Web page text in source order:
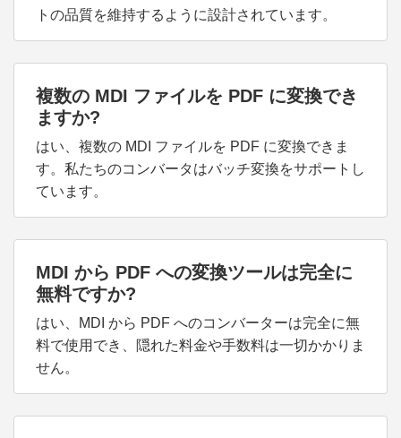
トの品質を維持するように設計されています。
複数の MDI ファイルを PDF に変換でき
ますか?
はい、複数の MDI ファイルを PDF に変換できま
す。私たちのコンバータはバッチ変換をサポートし
ています。
MDI から PDF への変換ツールは完全に
無料ですか?
はい、MDI から PDF へのコンバーターは完全に無
料で使用でき、隠れた料金や手数料は一切かかりま
せん。